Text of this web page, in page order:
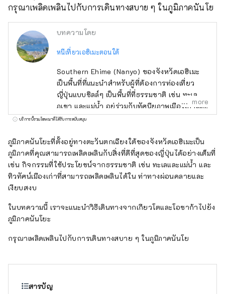
กรุณาเพลิดเพลินไปกับการเดินทางสบาย ๆ ในภูมิภาคนันโย
บทความโดย
หนีเที่ยวเอฮิเมะตอนใต้
Southern Ehime (Nanyo) ของจังหวัดเอฮิเมะ
เป็นพื้นที่ที่แนะนำสำหรับผู้ที่ต้องการท่องเที่ยว
ญี่ปุ่นแบบชิลล์ๆ เป็นพื้นที่ที่ธรรมชาติ เช่น ทะเล
ภูเขา และแม่น้ำ อยู่ร่วมกับทัศนียภาพเมืองเก่าและ
มรดกทางประวัติศาสตร์ นอกจากนี้ยังมีกิจกรรม
ทำให้เหมาะสำหรับการเข้าพักระยะยาวหนึ่ง
สัปดาห์ขึ้นไป โปรดเพลิดเพลินไปกับการท่องเที่ยว
อย่างผ่อนคลายในภูมิภาคนันโยของจังหวัดเอฮิ
เมะ
more
บริการนี้รวมโฆษณาที่ได้รับการสนับสนุน
ภูมิภาคนันโยะที่ตั้งอยู่ทางตะวันตกเฉียงใต้ของจังหวัดเอฮิเมะเป็น
ภูมิภาคที่คุณสามารถเพลิดเพลินกับสิ่งที่ดีที่สุดของญี่ปุ่นได้อย่างเต็มที่
เช่น กิจกรรมที่ใช้ประโยชน์จากธรรมชาติ เช่น ทะเลและแม่น้ำ และ
ทิวทัศน์เมืองเก่าที่สามารถเพลิดเพลินได้ใน ท่าทางผ่อนคลายและ
เงียบสงบ
ในบทความนี้ เราจะแนะนำวิธีเดินทางจากเกียวโตและโอซาก้าไปยัง
ภูมิภาคนันโยะ
กรุณาเพลิดเพลินไปกับการเดินทางสบาย ๆ ในภูมิภาคนันโย
สารบัญ